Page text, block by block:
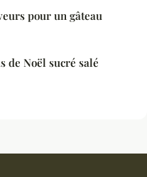
pour un gâteau
de Noël sucré salé